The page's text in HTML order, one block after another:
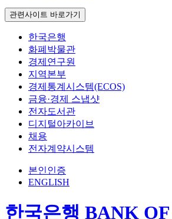
관련사이트 바로가기
한국은행
화폐박물관
경제연구원
지역본부
경제통계시스템(ECOS)
금융·경제 스냅샷
전자도서관
디지털아카이브
채용
전자계약시스템
본인인증
ENGLISH
한국은행 BANK